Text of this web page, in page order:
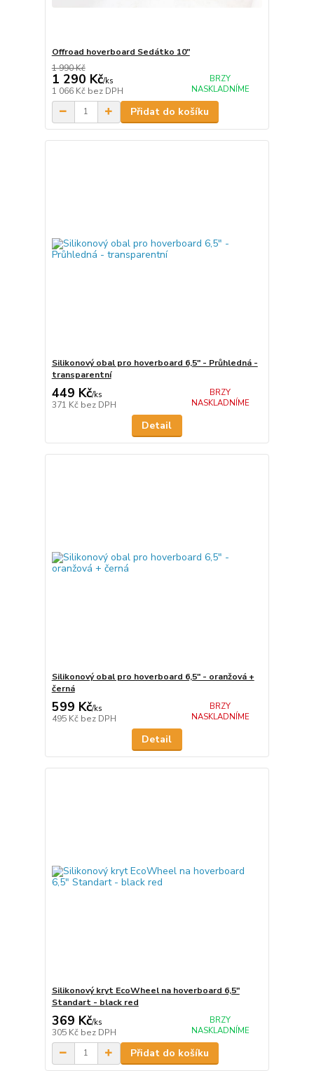
Offroad hoverboard Sedátko 10"
1 990 Kč
1 290 Kč/ks
1 066 Kč bez DPH
BRZY
NASKLADNÍME
Přidat do košíku
Silikonový obal pro hoverboard 6,5" - Průhledná -
transparentní
449 Kč/ks
371 Kč bez DPH
BRZY
NASKLADNÍME
Detail
Silikonový obal pro hoverboard 6,5" - oranžová +
černá
599 Kč/ks
495 Kč bez DPH
BRZY
NASKLADNÍME
Detail
Silikonový kryt EcoWheel na hoverboard 6,5"
Standart - black red
369 Kč/ks
305 Kč bez DPH
BRZY
NASKLADNÍME
Přidat do košíku